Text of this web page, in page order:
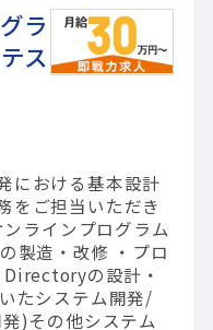
ラ
ス
における基本設計
をご担当いただき
ラインプログラム
製造・改修 ・プロ
の設計・
たシステム開発/
)その他システム